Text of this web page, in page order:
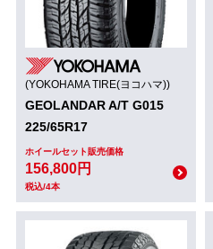
(YOKOHAMA TIRE(ヨコハマ))
GEOLANDAR A/T G015
225/65R17
ホイールセット販売価格
156,800円
税込/4本